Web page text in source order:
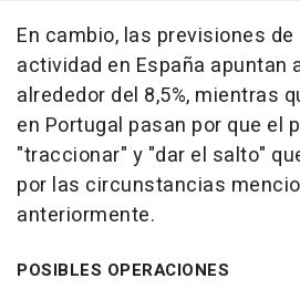
En cambio, las previsiones
actividad en España apuntan
alrededor del 8,5%, mientras
en Portugal pasan por que el
"traccionar" y "dar el salto"
por las circunstancias
anteriormente.
POSIBLES OPERACIONES